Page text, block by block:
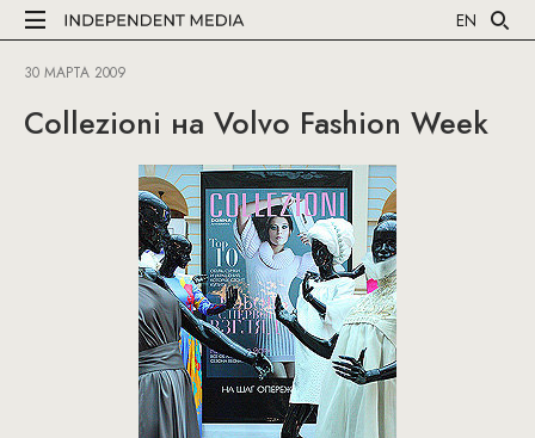
EN
30 МАРТА 2009
Collezioni на Volvo Fashion Week